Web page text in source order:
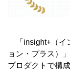
「insight+（イ
ョン・プラス）
プロダクトで構